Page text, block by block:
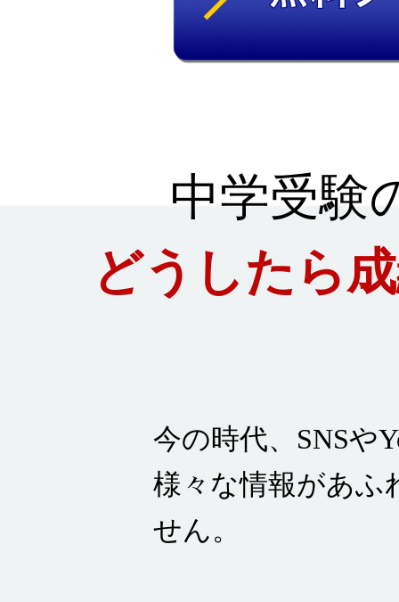
中学受験
どうしたら
今の時代、SNSや
様々な情報があふ
せん。